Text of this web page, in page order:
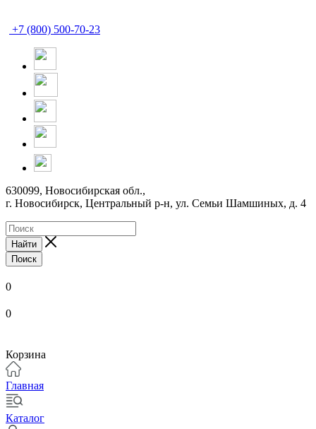
+7 (800) 500-70-23
630099, Новосибирская обл.,
г. Новосибирск, Центральный р-н, ул. Семьи Шамшиных, д. 4
Найти
Поиск
0
0
Корзина
Главная
Каталог